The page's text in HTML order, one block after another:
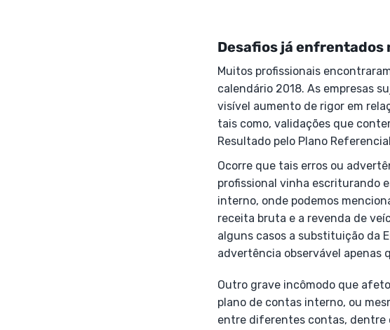
Desafios já enfrentados
Muitos profissionais
calendário 2018. As empresas
visível aumento de rigor em
tais como, validações que
Resultado pelo Plano
Ocorre que tais erros ou
profissional vinha escriturando
interno, onde podemos
receita bruta e a revenda de
alguns casos a substituição da
advertência observável apenas
Outro grave incômodo que
plano de contas interno, ou
entre diferentes contas, dentre